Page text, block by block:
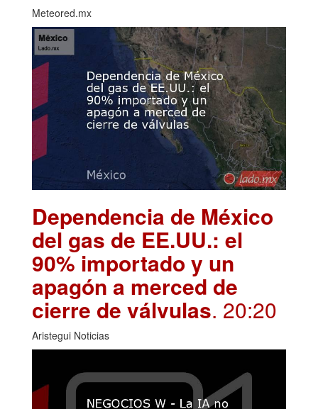
Meteored.mx
Dependencia de México
del gas de EE.UU.: el
90% importado y un
apagón a merced de
cierre de válvulas. 20:20
Aristegui Noticias